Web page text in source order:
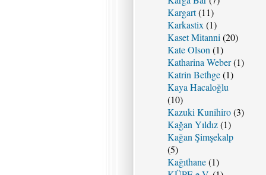
Kargart(11)
Karkastix (1)
Kaset Mitanni (20)
Kate Olson (1)
Katharina Weber(1)
Katrin Bethge(1)
Kaya Hacaloğlu
(10)
Kazuki Kunihiro(3)
Kağan Yıldız(1)
Kağan Şimşekalp
(5)
Kağıthane(1)